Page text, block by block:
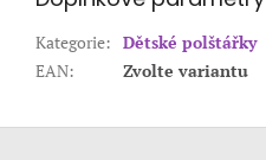
Kategorie: Dětské polštářky
EAN: Zvolte variantu